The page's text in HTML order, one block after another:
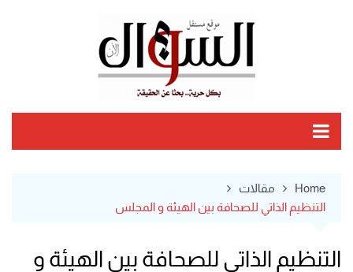
Home
مقالات
التنظيم الذاتي للصحافة بين الهيئة و المجلس
التنظيم الذاتي للصحافة بين الهيئة و